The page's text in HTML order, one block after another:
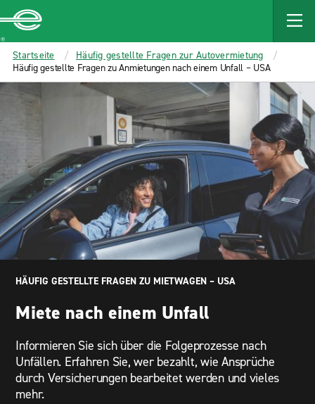
MAIN
CONTENT
Enterprise
Startseite
Häufig gestellte Fragen zur Autovermietung
Häufig gestellte Fragen zu Anmietungen nach einem Unfall – USA
HÄUFIG GESTELLTE FRAGEN ZU MIETWAGEN – USA
Miete nach einem Unfall
Informieren Sie sich über die Folgeprozesse nach
Unfällen. Erfahren Sie, wer bezahlt, wie Ansprüche
durch Versicherungen bearbeitet werden und vieles
mehr.